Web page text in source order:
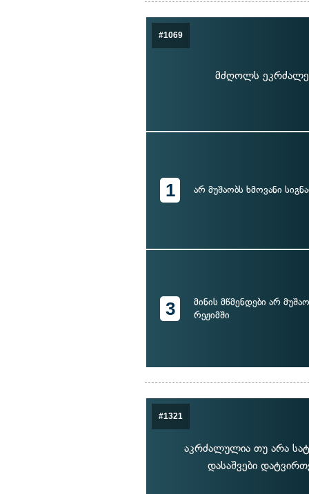
#1069
მძღოლს
1 არ მუშაობს ხმოვანი
3
მინის მწმენდები არ
რეჟიმში
#1321
აკრძალულია თუ არა
დასაშვები